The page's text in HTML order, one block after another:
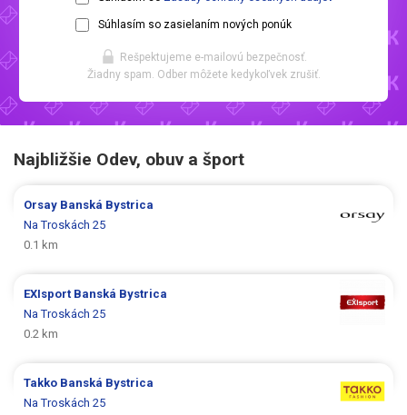
Súhlasím so zasielaním nových ponúk
Rešpektujeme e-mailovú bezpečnosť.
Žiadny spam. Odber môžete kedykoľvek zrušiť.
Najbližšie Odev, obuv a šport
Orsay Banská Bystrica
Na Troskách 25
0.1 km
EXIsport Banská Bystrica
Na Troskách 25
0.2 km
Takko Banská Bystrica
Na Troskách 25